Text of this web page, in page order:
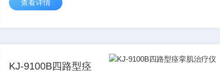
（购有医疗器械注册证产
查看详情
KJ-9100B四路型痉